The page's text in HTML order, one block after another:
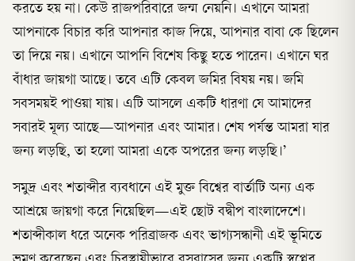
করতে হয় না। কেউ রাজপরিবারে জন্ম নেয়নি। এখানে আমরা
আপনাকে বিচার করি আপনার কাজ দিয়ে, আপনার বাবা কে ছিলেন
তা দিয়ে নয়। এখানে আপনি বিশেষ কিছু হতে পারেন। এখানে ঘর
বাঁধার জায়গা আছে। তবে এটি কেবল জমির বিষয় নয়। জমি
সবসময়ই পাওয়া যায়। এটি আসলে একটি ধারণা যে আমাদের
সবারই মূল্য আছে—আপনার এবং আমার। শেষ পর্যন্ত আমরা যার
জন্য লড়ছি, তা হলো আমরা একে অপরের জন্য লড়ছি।’
সমুদ্র এবং শতাব্দীর ব্যবধানে এই মুক্ত বিশ্বের বার্তাটি অন্য এক
আশ্রয়ে জায়গা করে নিয়েছিল—এই ছোট বদ্বীপ বাংলাদেশে।
শতাব্দীকাল ধরে অনেক পরিব্রাজক এবং ভাগ্যসন্ধানী এই ভূমিতে